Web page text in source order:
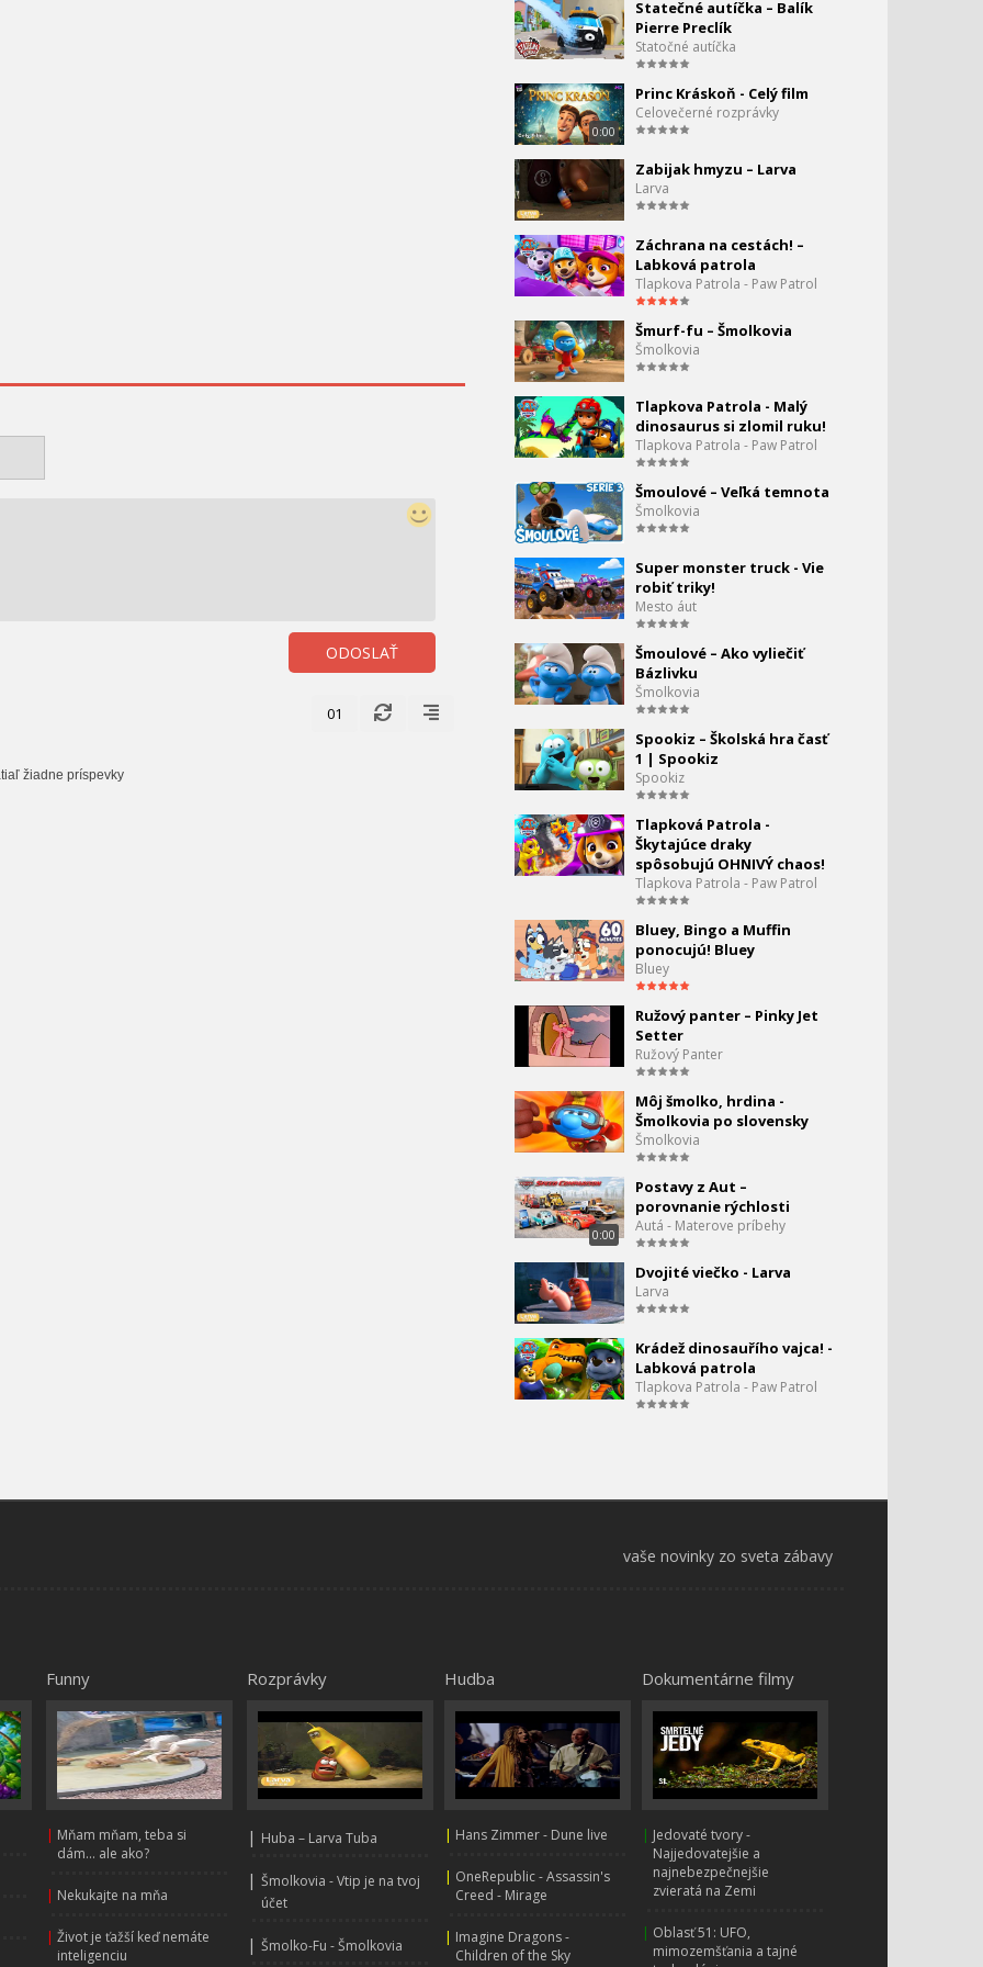
Zumove dobrodružstvá na
lodi! - Labková patrola
PAW Patrol
Rocky sa zľakne! - Labková
patrola – PAW Patrol
Ľadovec sa šmýka a kĺže! –
Labková patrola PAW
Čo je v taške? - Tlapková
patrola PAW Patrol
Tlapková patrola – Kto je
táto nová šteniatko? |
pre deti
Rubbleova plážová lopta! -
Patrol | Rozprávky pre
deti
Skye preberá vládu! -
Tlapková patrola PAW
Patrol | rozprávky pre
deti
Tlapková patrola –
Zachraňuje hudbu |
Tlapková patrola
Tlapková patrola – Praskni
balóniky! | PAW Patrol
Tlapková patrola –
Najvyššie skóre na výstave
domácich miláčikov!
Rubble Hľadá korisť! -
Tlapková patrola PAW
Patrol
Rubble sa zamiluje –
Tlapková patrola PAW
Patrol
Tlapková patrola – Ryder
zachraňuje pred lesným
požiarom | PAW Patrol
Ryderova záchrana
zvierat! - Labková patrola
(PAW Patrol)
Tlapková patrola – Priprav
sa!
Labkova patro - Dinosaurí
film (2026) - trailer
snowboardistu! –
Tlapková patrola: PAW
Patrol
Rubble a jeho parta – Tím
opravuje pískot - Tlapkova
patrola
Tlapková Patrola – Veľký
pád starostu Humdingera!
| PAW Patrol
Zumova najlepšia
záchrana! - Tlapková
ODOSLAŤ
01
žiadne príspevky
Statečné autíčka – Balík
Pierre Preclík
Statočné autíčka
0:00
Princ Kráskoň - Celý film
Celovečerné rozprávky
Zabijak hmyzu – Larva
Larva
Záchrana na cestách! –
Labková patrola
Tlapkova Patrola - Paw Patrol
Šmurf-fu – Šmolkovia
Šmolkovia
Tlapkova Patrola - Malý
dinosaurus si zlomil ruku!
Tlapkova Patrola - Paw Patrol
Šmoulové – Veľká temnota
Šmolkovia
Super monster truck - Vie
robiť triky!
Mesto áut
Šmoulové – Ako vyliečiť
Bázlivku
Šmolkovia
Spookiz – Školská hra časť
1 | Spookiz
Spookiz
Tlapková Patrola -
Škytajúce draky
spôsobujú OHNIVÝ chaos!
Tlapkova Patrola - Paw Patrol
Bluey, Bingo a Muffin
ponocujú! Bluey
Bluey
Ružový panter – Pinky Jet
Setter
Ružový Panter
Môj šmolko, hrdina -
Šmolkovia po slovensky
Šmolkovia
0:00
Postavy z Aut –
porovnanie rýchlosti
Autá - Materove príbehy
Dvojité viečko - Larva
Larva
Krádež dinosauřího vajca! -
Labková patrola
Tlapkova Patrola - Paw Patrol
vaše novinky zo sveta zábavy
Funny
| Mňam mňam, teba si
dám... ale ako?
| Nekukajte na mňa
| Život je ťažší keď nemáte
inteligenciu
Rozprávky
| Huba – Larva Tuba
| Šmolkovia - Vtip je na tvoj
účet
| Šmolko-Fu - Šmolkovia
Hudba
| Hans Zimmer - Dune live
| OneRepublic - Assassin's
Creed - Mirage
| Imagine Dragons -
Children of the Sky
Dokumentárne filmy
| Jedovaté tvory -
Najjedovatejšie a
najnebezpečnejšie
zvieratá na Zemi
| Oblasť 51: UFO,
mimozemšťania a tajné